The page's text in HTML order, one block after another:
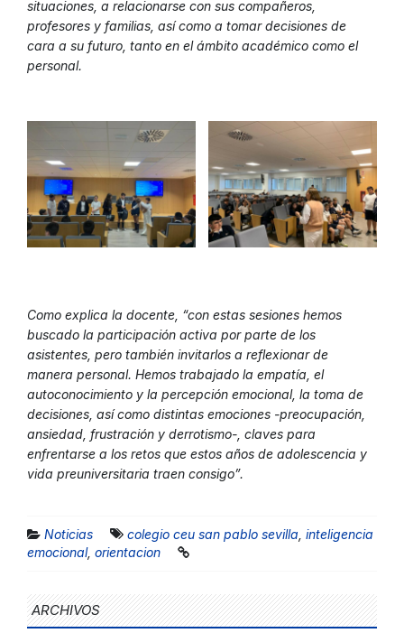
situaciones, a relacionarse con sus compañeros,
profesores y familias, así como a tomar decisiones de
cara a su futuro, tanto en el ámbito académico como el
personal.
Como explica la docente, “con estas sesiones hemos
buscado la participación activa por parte de los
asistentes, pero también invitarlos a reflexionar de
manera personal. Hemos trabajado la empatía, el
autoconocimiento y la percepción emocional, la toma de
decisiones, así como distintas emociones -preocupación,
ansiedad, frustración y derrotismo-, claves para
enfrentarse a los retos que estos años de adolescencia y
vida preuniversitaria traen consigo”.
Noticias colegio ceu san pablo sevilla inteligencia
emocional, orientacion
ARCHIVOS